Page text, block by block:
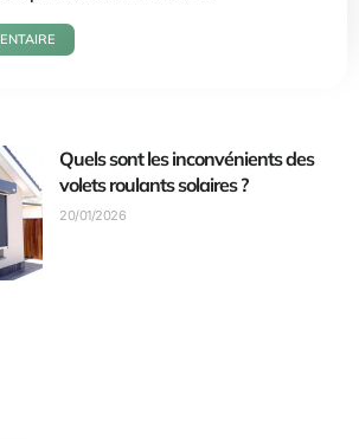
Quels sont les inconvénients des
volets roulants solaires ?
20/01/2026